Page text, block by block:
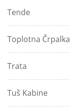
Tende
Toplotna Črpalka
Trata
Tuš Kabine